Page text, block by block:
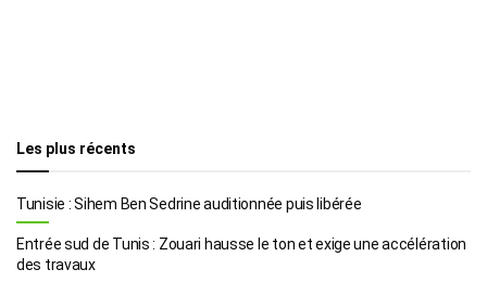
Les plus récents
Tunisie : Sihem Ben Sedrine auditionnée puis libérée
Entrée sud de Tunis : Zouari hausse le ton et exige une accélération
des travaux